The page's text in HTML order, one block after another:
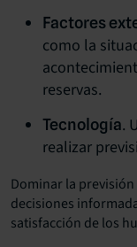
Factores
como la
reservas.
Tecnología.
realizar
Dominar la
decisiones
satisfacción de los